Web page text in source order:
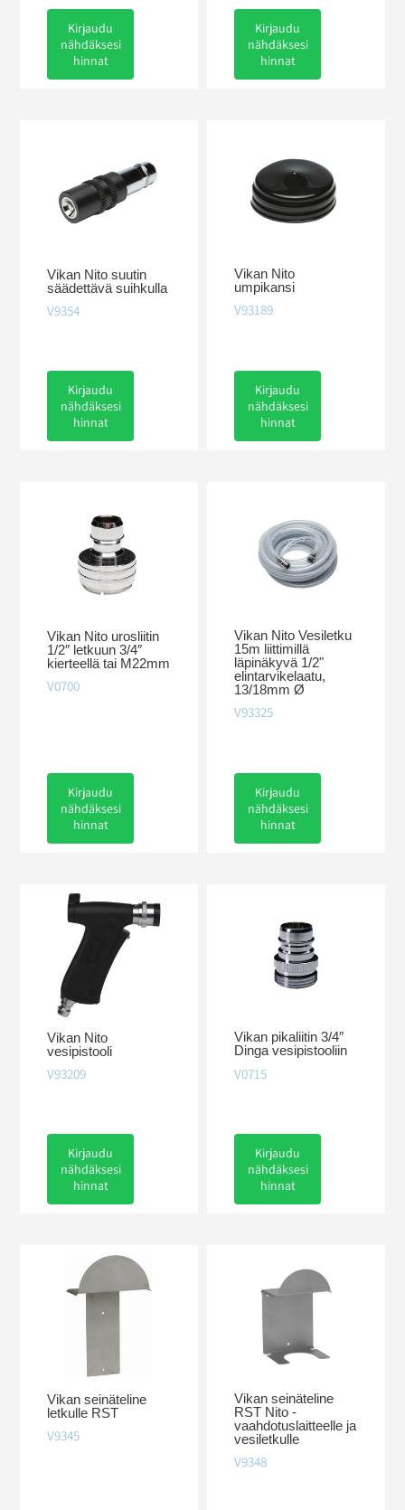
Kirjaudu
nähdäksesi
hinnat
Kirjaudu
nähdäksesi
hinnat
Vikan Nito suutin
säädettävä suihkulla
V9354
Kirjaudu
nähdäksesi
hinnat
Vikan Nito
umpikansi
V93189
Kirjaudu
nähdäksesi
hinnat
Vikan Nito urosliitin
1/2″ letkuun 3/4″
kierteellä tai M22mm
V0700
Kirjaudu
nähdäksesi
hinnat
Vikan Nito Vesiletku
15m liittimillä
läpinäkyvä 1/2"
elintarvikelaatu,
13/18mm Ø
V93325
Kirjaudu
nähdäksesi
hinnat
Vikan Nito
vesipistooli
V93209
Kirjaudu
nähdäksesi
hinnat
Vikan pikaliitin 3/4″
Dinga vesipistooliin
V0715
Kirjaudu
nähdäksesi
hinnat
Vikan seinäteline
letkulle RST
V9345
Vikan seinäteline
RST Nito -
vaahdotuslaitteelle ja
vesiletkulle
V9348